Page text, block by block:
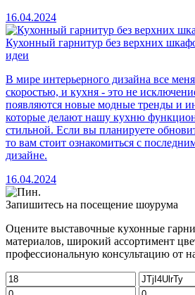
16.04.2024
Кухонный гарнитур без верхних
идеи
В мире интерьерного дизайна все
скоростью, и кухня - это не
появляются новые модные тренды и
которые делают нашу кухню
стильной. Если вы планируете
то вам стоит ознакомиться с
дизайне.
16.04.2024
Запишитесь на посещение шоурума
Оцените выставочные кухонные
материалов, широкий ассортимент
профессиональную консультацию от